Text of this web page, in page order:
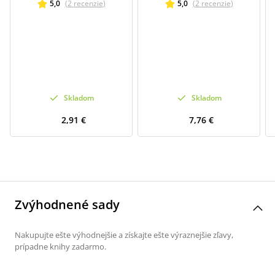
5,0 (2 recenzie)
Skladom
2,91 €
5,0 (2 recenzie)
Skladom
7,76 €
Zvýhodnené sady
Nakupujte ešte výhodnejšie a získajte ešte výraznejšie zľavy,
prípadne knihy zadarmo.